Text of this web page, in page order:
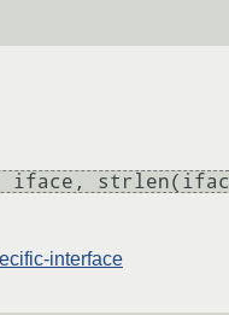
iface,
interface